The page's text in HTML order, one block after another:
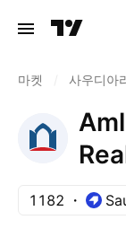
마켓 사우디아
1182